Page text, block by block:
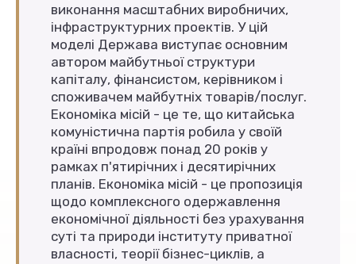
виконання масштабних виробничих,
інфраструктурних проектів. У цій
моделі Держава виступає основним
автором майбутньої структури
капіталу, фінансистом, керівником і
споживачем майбутніх товарів/послуг.
Економіка місій - це те, що китайська
комуністична партія робила у своїй
країні впродовж понад 20 років у
рамках п'ятирічних і десятирічних
планів. Економіка місій - це пропозиція
щодо комплексного одержавлення
економічної діяльності без урахування
суті та природи інституту приватної
власності, теорії бізнес-циклів, а